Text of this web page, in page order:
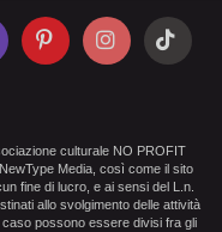
culturale NO PROFIT
Media, così come il sito
fine di lucro, e ai sensi del L.n.
allo svolgimento delle attività
possono essere divisi fra gli